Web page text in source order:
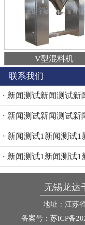
V型混料机
联系我们
· 新闻测试新闻测试
· 新闻测试新闻测试
· 新闻测试1新闻测试
· 新闻测试1新闻测试
无锡龙达
地址：江苏
备案号： 苏ICP备